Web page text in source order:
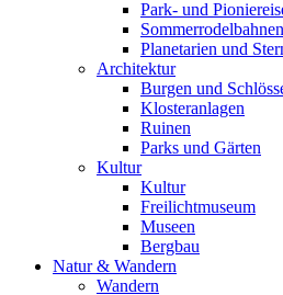
Park- und
Sommerrodelbahnen
Planetarien und
Architektur
Burgen und
Klosteranlagen
Ruinen
Parks und Gärten
Kultur
Kultur
Freilichtmuseum
Museen
Bergbau
Natur & Wandern
Wandern